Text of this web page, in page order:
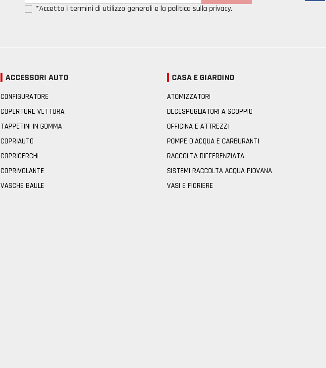
*Accetto i termini di utilizzo generali e la politica sulla privacy.
ACCESSORI AUTO
CONFIGURATORE
COPERTURE VETTURA
TAPPETINI IN GOMMA
COPRIAUTO
COPRICERCHI
COPRIVOLANTE
VASCHE BAULE
CASA E GIARDINO
ATOMIZZATORI
DECESPUGLIATORI A SCOPPIO
OFFICINA E ATTREZZI
POMPE D'ACQUA E CARBURANTI
RACCOLTA DIFFERENZIATA
SISTEMI RACCOLTA ACQUA PIOVANA
VASI E FIORIERE